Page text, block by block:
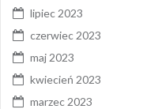
lipiec 2023
czerwiec 2023
maj 2023
kwiecień 2023
marzec 2023